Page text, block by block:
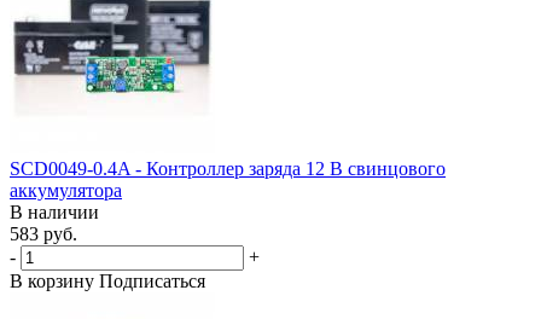
SCD0049-0.4A - Контроллер заряда 12 В свинцового
аккумулятора
В наличии
583 руб.
-
+
В корзину Подписаться